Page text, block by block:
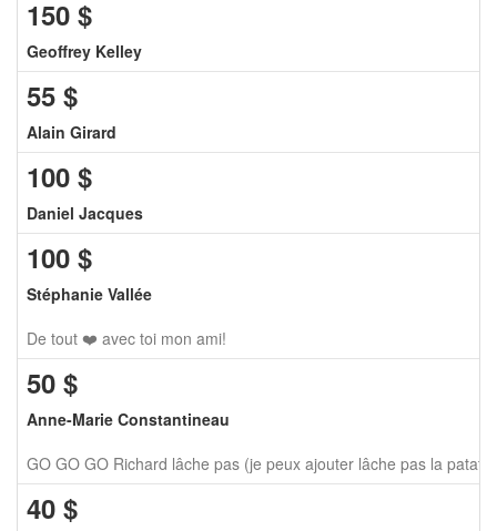
150 $
Geoffrey Kelley
55 $
Alain Girard
100 $
Daniel Jacques
100 $
Stéphanie Vallée
De tout ❤️ avec toi mon ami!
50 $
Anne-Marie Constantineau
GO GO GO Richard lâche pas (je peux ajouter lâche pas la
40 $